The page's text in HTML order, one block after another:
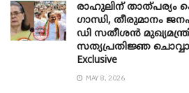
രാഹുലിന് താത്പര്യം
​ഗാന്ധി, തീരുമാനം
ഡി സതീശൻ
സത്യപ്രതിജ്ഞ
Exclusive
MAY 8, 2026